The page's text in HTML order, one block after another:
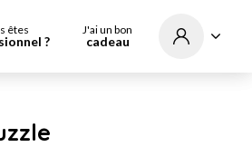
êtes
?
J'ai un bon
cadeau